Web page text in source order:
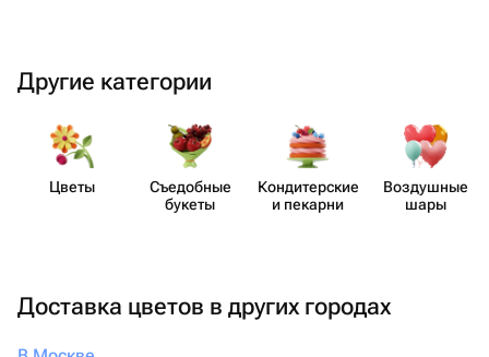
Другие категории
Цветы
Съедобные
букеты
Кондит​ерские
и пекарни
Воздушные
шары
Доставка цветов в других городах